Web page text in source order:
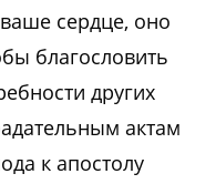
сердце, оно
благословить
других
актам
к апостолу